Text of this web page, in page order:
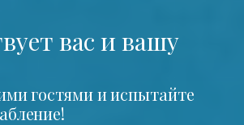
вас и вашу
гостями и испытайте